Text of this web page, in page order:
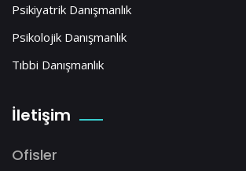
Psikiyatrik Danışmanlık
Psikolojik Danışmanlık
Tıbbi Danışmanlık
İletişim
Ofisler